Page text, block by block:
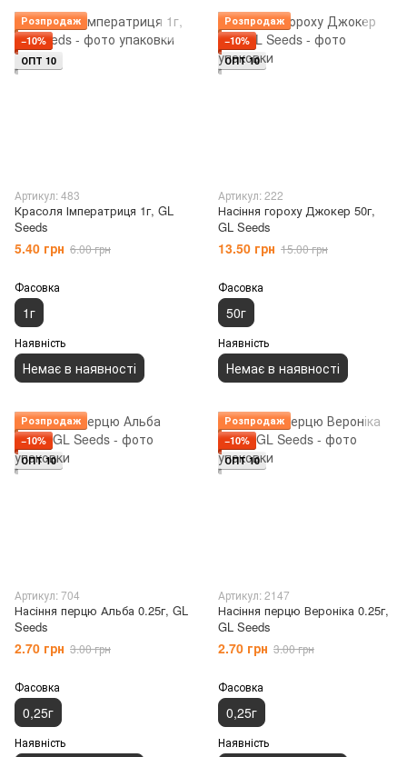
Розпродаж
−10%
ОПТ 10
Артикул: 483
Красоля Імператриця 1г, GL
Seeds
5.40 грн 6.00 грн
Фасовка
1г
Наявність
Немає в наявності
Розпродаж
−10%
ОПТ 10
Артикул: 222
Насіння гороху Джокер 50г,
GL Seeds
13.50 грн 15.00 грн
Фасовка
50г
Наявність
Немає в наявності
Розпродаж
−10%
ОПТ 10
Артикул: 704
Насіння перцю Альба 0.25г, GL
Seeds
2.70 грн 3.00 грн
Фасовка
0,25г
Наявність
Розпродаж
−10%
ОПТ 10
Артикул: 2147
Насіння перцю Вероніка 0.25г,
GL Seeds
2.70 грн 3.00 грн
Фасовка
0,25г
Наявність